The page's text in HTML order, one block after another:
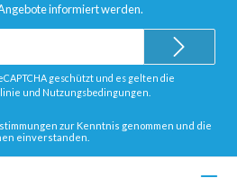
informiert werden.
Adresse*
geschützt und es gelten die
und Nutzungsbedingungen
zur Kenntnis genommen und die
einverstanden.